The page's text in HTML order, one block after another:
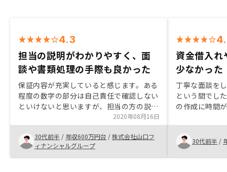
4.3
担当の説明がわかりやすく、面
談や書類処理の手際も良かった
保証内容が充実していると感じます。ある
程度の数字の部分は自己責任で確認しない
といけないと思いますが、担当の方の説明
もわかりやすく、納得できる部分が多かっ
たです。あとあらゆるスピード感がとにか
く速い！笑Web上での面談や書類処理な
ど、手際が良かったです。まだ使用してい
ませんが、アプリを使って直接担当者とコ
2020年08月16日
30代前半 / 年収600万円台 /株式会社山口フ
ィナンシャルグループ
資金借入れ
少なかった
丁寧な面談を
という間でし
の作成に時間
購入後のフォ
のが契約の決
際に部屋の周
がありました
30代前半 /